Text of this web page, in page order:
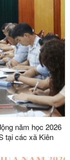
năm học 2026
tại các xã Kiên